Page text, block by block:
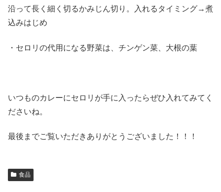
沿って長く細く切るかみじん切り。入れるタイミング→煮
込みはじめ
・セロリの代用になる野菜は、チンゲン菜、大根の葉
いつものカレーにセロリが手に入ったらぜひ入れてみてく
ださいね。
最後までご覧いただきありがとうございました！！！
食品